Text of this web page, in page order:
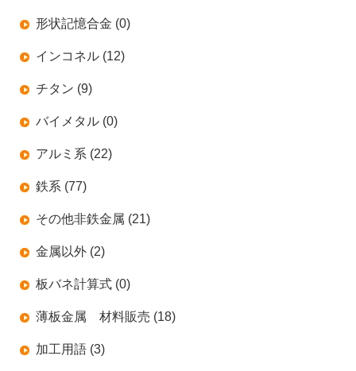
形状記憶合金 (0)
インコネル (12)
チタン (9)
バイメタル (0)
アルミ系 (22)
鉄系 (77)
その他非鉄金属 (21)
金属以外 (2)
板バネ計算式 (0)
薄板金属 材料販売 (18)
加工用語 (3)